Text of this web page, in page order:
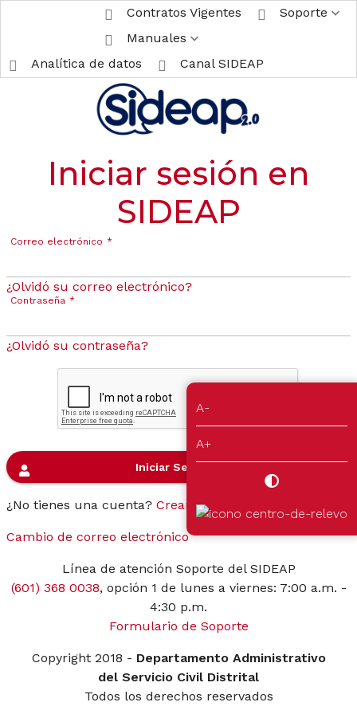
Contratos Vigentes
Soporte
Manuales
Analítica de datos
Canal SIDEAP
Iniciar sesión en
SIDEAP
Correo electrónico *
¿Olvidó su correo electrónico?
Contraseña *
¿Olvidó su contraseña?
Iniciar Sesión
¿No tienes una cuenta? Crear cuenta
Cambio de correo electrónico
Línea de atención Soporte del SIDEAP
(601) 368 0038, opción 1 de lunes a viernes: 7:00 a.m. -
4:30 p.m.
Formulario de Soporte
Copyright 2018 - Departamento Administrativo
del Servicio Civil Distrital
Todos los derechos reservados
A-
A+